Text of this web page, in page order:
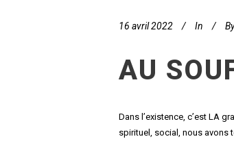
16 avril 2022 In By
AU
Dans l’existence, c’est LA
spirituel, social, nous avons